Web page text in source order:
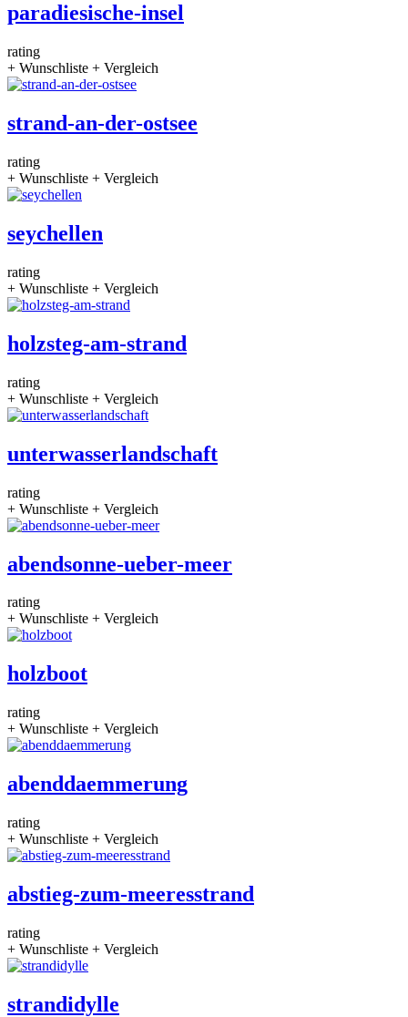
paradiesische-insel
rating
+ Wunschliste + Vergleich
strand-an-der-ostsee
rating
+ Wunschliste + Vergleich
seychellen
rating
+ Wunschliste + Vergleich
holzsteg-am-strand
rating
+ Wunschliste + Vergleich
unterwasserlandschaft
rating
+ Wunschliste + Vergleich
abendsonne-ueber-meer
rating
+ Wunschliste + Vergleich
holzboot
rating
+ Wunschliste + Vergleich
abenddaemmerung
rating
+ Wunschliste + Vergleich
abstieg-zum-meeresstrand
rating
+ Wunschliste + Vergleich
strandidylle